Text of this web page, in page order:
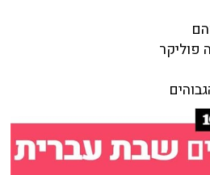
פוליקר